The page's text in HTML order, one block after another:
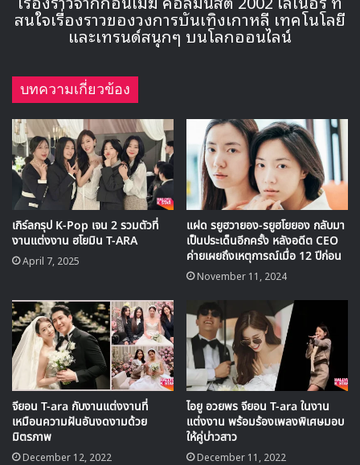
🎙GYUBIN ปลื้มเมืองไทยขนาดไหน? ถึงกลับมาถ่าย
MV เพลงใหม่ LIKE U 100 ที่กรุงเทพ
▶ คลิกดูสัมภาษณ์พิเศษ
View this post on Instagram
สนใจเรื่องราวของวงการบันเทิงเกาหลี เทคโนโลยี
และเทรนด์สนุกๆ บนโลกออนไลน์
บทความเกี่ยวข้อง
เกิร์ลกรุป K-Pop เจน 2 รวมตัวที่
งานแต่งงาน ฮโยมิน T-ARA
April 7, 2025
แฝด รยูฮวายอง-รยูฮโยยอง กลับมา
เป็นประเด็นอีกครั้ง หลังอดีต CEO
ค่ายเผยถึงเหตุการณ์เมื่อ 12 ปีก่อน
November 11, 2024
จียอน T-ara กับงานแต่งงานที่
เหมือนความฝันอันงดงามด้วย
มิตรภาพ
December 12, 2022
ไอยู อวยพร จียอน T-ara ในงาน
แต่งงาน พร้อมร้องเพลงพิเศษมอบ
ให้คู่บ่าวสาว
December 11, 2022